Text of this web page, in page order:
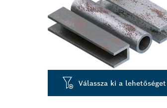
Válassza ki a lehetőséget